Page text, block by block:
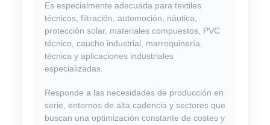
Es especialmente adecuada para textiles
técnicos, filtración, automoción, náutica,
protección solar, materiales compuestos, PVC
técnico, caucho industrial, marroquinería
técnica y aplicaciones industriales
especializadas.
Responde a las necesidades de producción en
serie, entornos de alta cadencia y sectores que
buscan una optimización constante de costes y